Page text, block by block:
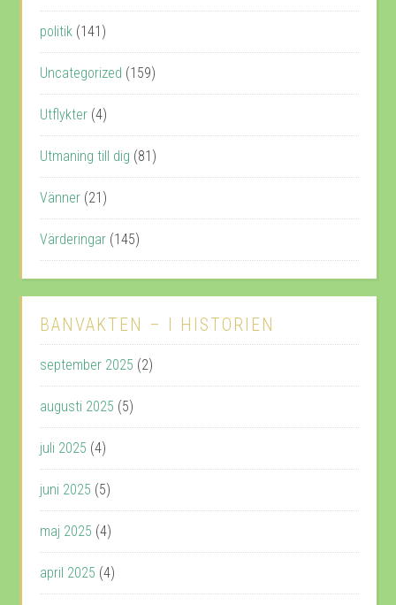
politik (141)
Uncategorized (159)
Utflykter (4)
Utmaning till dig (81)
Vänner (21)
Värderingar (145)
BANVAKTEN – I HISTORIEN
september 2025 (2)
augusti 2025 (5)
juli 2025 (4)
juni 2025 (5)
maj 2025 (4)
april 2025 (4)